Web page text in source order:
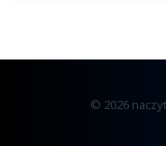
© 2026